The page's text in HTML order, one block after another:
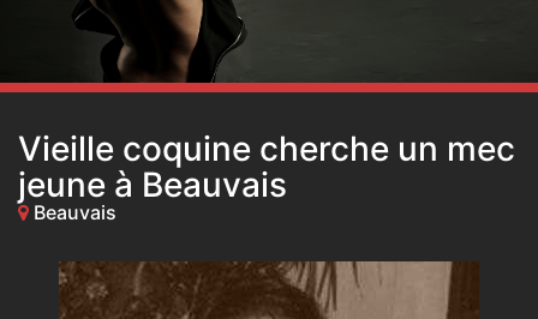
Vieille coquine cherche un mec
jeune à Beauvais
Beauvais